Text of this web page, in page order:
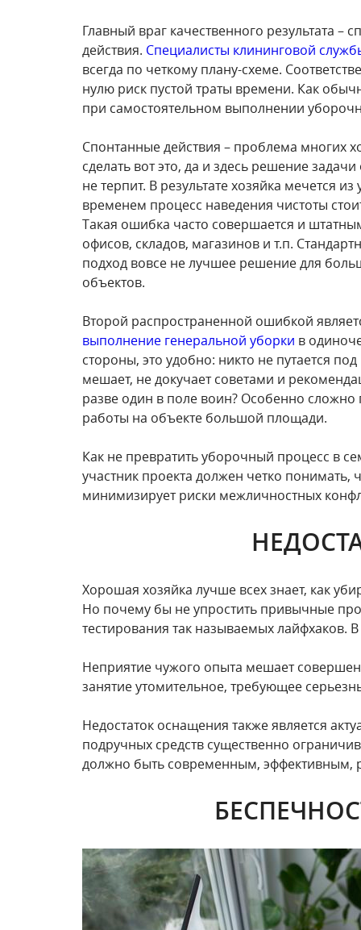
Главный враг качественного результата –
действия. Специалисты клининговой
всегда по четкому плану-схеме.
нулю риск пустой траты времени. Как
при самостоятельном выполнении
Спонтанные действия – проблема многих
сделать вот это, да и здесь решение задачи
не терпит. В результате хозяйка мечется из
временем процесс наведения чистоты
Такая ошибка часто совершается и
офисов, складов, магазинов и т.п.
подход вовсе не лучшее решение для
объектов.
Второй распространенной ошибкой
выполнение генеральной уборки в
стороны, это удобно: никто не путается
мешает, не докучает советами и
разве один в поле воин? Особенно
работы на объекте большой площади.
Как не превратить уборочный процесс в
участник проекта должен четко понимать,
минимизирует риски межличностных
Хорошая хозяйка лучше всех знает, как
Но почему бы не упростить привычные
тестирования так называемых лайфхаков.
Неприятие чужого опыта мешает
занятие утомительное, требующее
Недостаток оснащения также является
подручных средств существенно
должно быть современным, эффективным,